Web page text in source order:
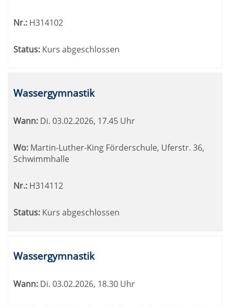
Nr.: H314102
Status: Kurs abgeschlossen
Wassergymnastik
Wann: Di. 03.02.2026, 17.45 Uhr
Wo: Martin-Luther-King Förderschule, Uferstr. 36,
Schwimmhalle
Nr.: H314112
Status: Kurs abgeschlossen
Wassergymnastik
Wann: Di. 03.02.2026, 18.30 Uhr